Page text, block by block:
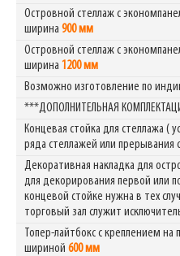
Островной стеллаж с
ширина 900 мм
Островной стеллаж с
ширина 1200 мм
Возможно изготовление по
***ДОПОЛНИТЕЛЬНАЯ
Концевая стойка для стеллажа (
ряда стеллажей или прерывания
Декоративная накладка для
для декорирования первой или
концевой стойке нужна в тех
торговый зал служит
Топер-лайтбокс с креплением
шириной 600 мм